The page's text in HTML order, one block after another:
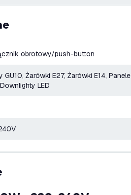
obrotowy/push-button
GU10, Żarówki E27, Żarówki E14, Panele
LED